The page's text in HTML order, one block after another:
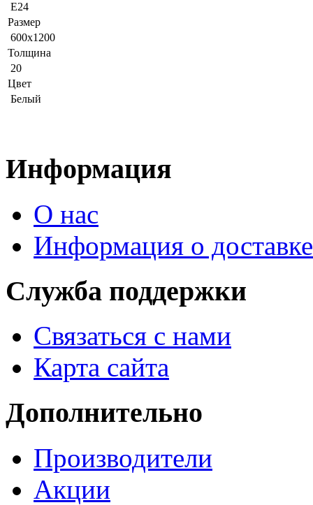
E24
Размер
600x1200
Толщина
20
Цвет
Белый
Информация
О нас
Информация о доставке
Служба поддержки
Связаться с нами
Карта сайта
Дополнительно
Производители
Акции